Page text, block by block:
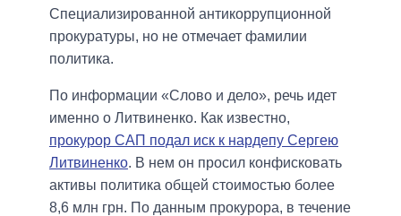
Специализированной антикоррупционной
прокуратуры, но не отмечает фамилии
политика.
По информации «Слово и дело», речь идет
именно о Литвиненко. Как известно,
прокурор САП подал иск к нардепу Сергею
Литвиненко. В нем он просил конфисковать
активы политика общей стоимостью более
8,6 млн грн. По данным прокурора, в течение